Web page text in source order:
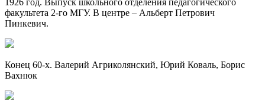
факультета 2-го МГУ. В центре – Альберт Петрович
Пинкевич.
Конец 60-х. Валерий Агриколянский, Юрий Коваль, Борис
Вахнюк